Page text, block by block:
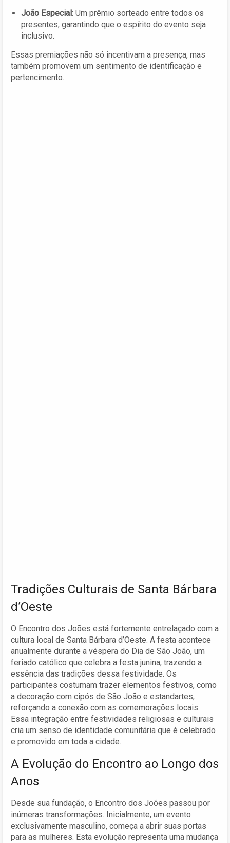
João Especial: Um prêmio sorteado entre todos os
presentes, garantindo que o espírito do evento seja
inclusivo.
Essas premiações não só incentivam a presença, mas
também promovem um sentimento de identificação e
pertencimento.
Tradições Culturais de Santa Bárbara
d’Oeste
O Encontro dos Joões está fortemente entrelaçado com a
cultura local de Santa Bárbara d’Oeste. A festa acontece
anualmente durante a véspera do Dia de São João, um
feriado católico que celebra a festa junina, trazendo a
essência das tradições dessa festividade. Os
participantes costumam trazer elementos festivos, como
a decoração com cipós de São João e estandartes,
reforçando a conexão com as comemorações locais.
Essa integração entre festividades religiosas e culturais
cria um senso de identidade comunitária que é celebrado
e promovido em toda a cidade.
A Evolução do Encontro ao Longo dos
Anos
Desde sua fundação, o Encontro dos Joões passou por
inúmeras transformações. Inicialmente, um evento
exclusivamente masculino, começa a abrir suas portas
para as mulheres. Esta evolução representa uma mudança